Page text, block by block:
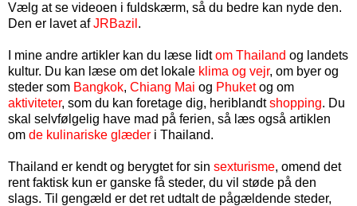
Vælg at se videoen i fuldskærm, så du bedre kan nyde den.
Den er lavet afJRBazil .
I mine andre artikler kan du læse lidtom Thailand og landets
kultur. Du kan læse om det lokale klima og vejr, om byer og
steder som Bangkok, Chiang Mai og Phuketog om
aktiviteter, som du kan foretage dig, heriblandtshopping. Du
skal selvfølgelig have mad på ferien, så læs også artiklen
om de kulinariske glæder i Thailand.
Thailand er kendt og berygtet for sin sexturisme, omend det
rent faktisk kun er ganske få steder, du vil støde på den
slags. Til gengæld er det ret udtalt de pågældende steder,